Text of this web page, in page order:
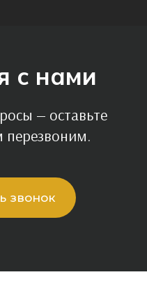
с нами
— оставьте
перезвоним.
звонок